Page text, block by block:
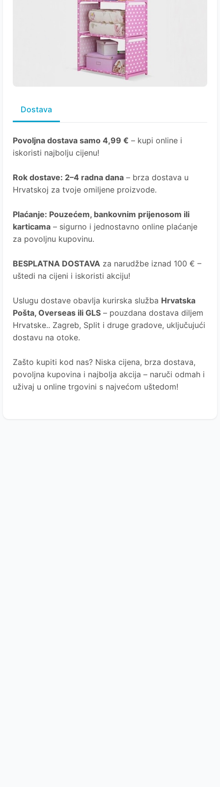
Dostava
Povoljna dostava samo 4,99 € – kupi online i
iskoristi najbolju cijenu!
Rok dostave: 2–4 radna dana – brza dostava u
Hrvatskoj za tvoje omiljene proizvode.
Plaćanje: Pouzećem, bankovnim prijenosom ili
karticama – sigurno i jednostavno online plaćanje
za povoljnu kupovinu.
BESPLATNA DOSTAVA za narudžbe iznad 100 € –
uštedi na cijeni i iskoristi akciju!
Uslugu dostave obavlja kurirska služba Hrvatska
Pošta, Overseas ili GLS – pouzdana dostava diljem
Hrvatske.. Zagreb, Split i druge gradove, uključujući
dostavu na otoke.
Zašto kupiti kod nas? Niska cijena, brza dostava,
povoljna kupovina i najbolja akcija – naruči odmah i
uživaj u online trgovini s najvećom uštedom!